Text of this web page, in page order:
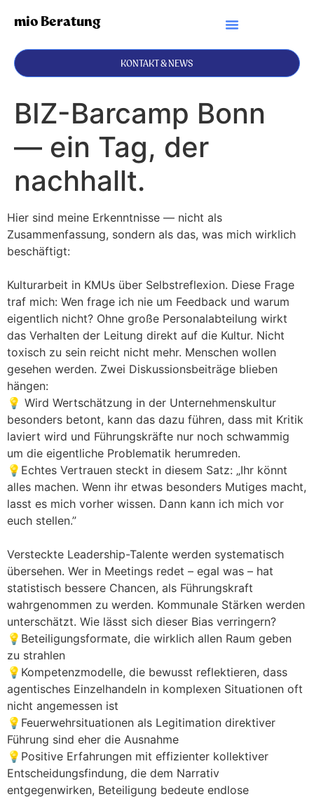
mio Beratung
KONTAKT & NEWS
BIZ-Barcamp Bonn
— ein Tag, der
nachhallt.
Hier sind meine Erkenntnisse — nicht als
Zusammenfassung, sondern als das, was mich wirklich
beschäftigt:
Kulturarbeit in KMUs über Selbstreflexion. Diese Frage
traf mich: Wen frage ich nie um Feedback und warum
eigentlich nicht? Ohne große Personalabteilung wirkt
das Verhalten der Leitung direkt auf die Kultur. Nicht
toxisch zu sein reicht nicht mehr. Menschen wollen
gesehen werden. Zwei Diskussionsbeiträge blieben
hängen:
💡 Wird Wertschätzung in der Unternehmenskultur
besonders betont, kann das dazu führen, dass mit Kritik
laviert wird und Führungskräfte nur noch schwammig
um die eigentliche Problematik herumreden.
💡Echtes Vertrauen steckt in diesem Satz: „Ihr könnt
alles machen. Wenn ihr etwas besonders Mutiges macht,
lasst es mich vorher wissen. Dann kann ich mich vor
euch stellen.”
Versteckte Leadership-Talente werden systematisch
übersehen. Wer in Meetings redet – egal was – hat
statistisch bessere Chancen, als Führungskraft
wahrgenommen zu werden. Kommunale Stärken werden
unterschätzt. Wie lässt sich dieser Bias verringern?
💡Beteiligungsformate, die wirklich allen Raum geben
zu strahlen
💡Kompetenzmodelle, die bewusst reflektieren, dass
agentisches Einzelhandeln in komplexen Situationen oft
nicht angemessen ist
💡Feuerwehrsituationen als Legitimation direktiver
Führung sind eher die Ausnahme
💡Positive Erfahrungen mit effizienter kollektiver
Entscheidungsfindung, die dem Narrativ
entgegenwirken, Beteiligung bedeute endlose